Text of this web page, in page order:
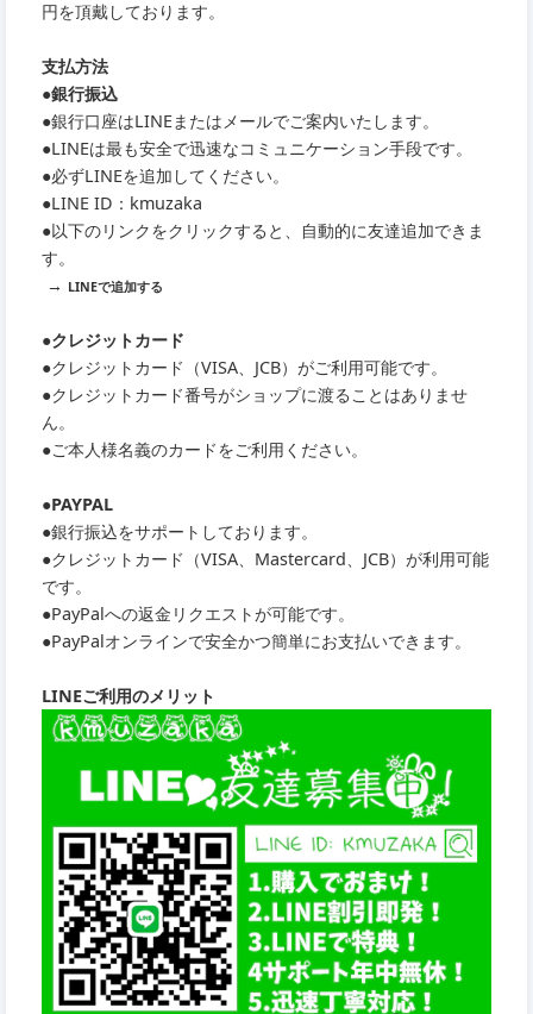
円を頂戴しております。
支払方法
●銀行振込
●銀行口座はLINEまたはメールでご案内いたします。
●LINEは最も安全で迅速なコミュニケーション手段です。
●必ずLINEを追加してください。
●LINE ID：kmuzaka
●以下のリンクをクリックすると、自動的に友達追加できま
す。
→ LINEで追加する
●クレジットカード
●クレジットカード（VISA、JCB）がご利用可能です。
●クレジットカード番号がショップに渡ることはありませ
ん。
●ご本人様名義のカードをご利用ください。
●PAYPAL
●銀行振込をサポートしております。
●クレジットカード（VISA、Mastercard、JCB）が利用可能
です。
●PayPalへの返金リクエストが可能です。
●PayPalオンラインで安全かつ簡単にお支払いできます。
LINEご利用のメリット